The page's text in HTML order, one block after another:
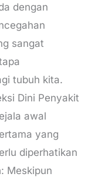
dengan
sangat
tubuh kita.
Dini Penyakit
awal
yang
diperhatikan
Meskipun